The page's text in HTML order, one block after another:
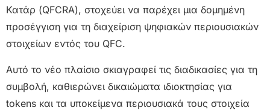
Κατάρ (QFCRA), στοχεύει να παρέχει μια δομημένη
προσέγγιση για τη διαχείριση ψηφιακών περιουσιακών
στοιχείων εντός του QFC.
Αυτό το νέο πλαίσιο σκιαγραφεί τις διαδικασίες για τη
συμβολή, καθιερώνει δικαιώματα ιδιοκτησίας για
tokens και τα υποκείμενα περιουσιακά τους στοιχεία